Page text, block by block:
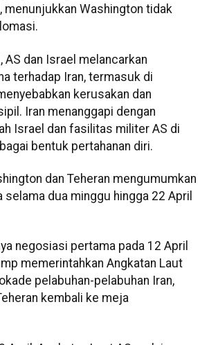
menunjukkan Washington tidak
AS dan Israel melancarkan
terhadap Iran, termasuk di
kerusakan dan
Iran menanggapi dengan
Israel dan fasilitas militer AS di
bentuk pertahanan diri.
dan Teheran mengumumkan
dua minggu hingga 22 April
negosiasi pertama pada 12 April
memerintahkan Angkatan Laut
pelabuhan-pelabuhan Iran,
kembali ke meja